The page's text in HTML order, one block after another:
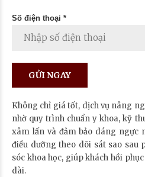
Số điện thoại *
Không chỉ giá tốt, dịch vụ nâng
nhờ quy trình chuẩn y khoa, kỹ
xâm lấn và đảm bảo dáng ngực
điều dưỡng theo dõi sát sao sau
sóc khoa học, giúp khách hồi
dài.